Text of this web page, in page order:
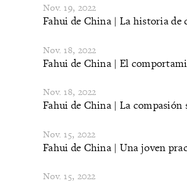
Nov. 19, 2022
Fahui de China | La historia
Nov. 18, 2022
Fahui de China | El
Nov. 18, 2022
Fahui de China | La compasión
Nov. 15, 2022
​Fahui de China | Una joven
Nov. 15, 2022